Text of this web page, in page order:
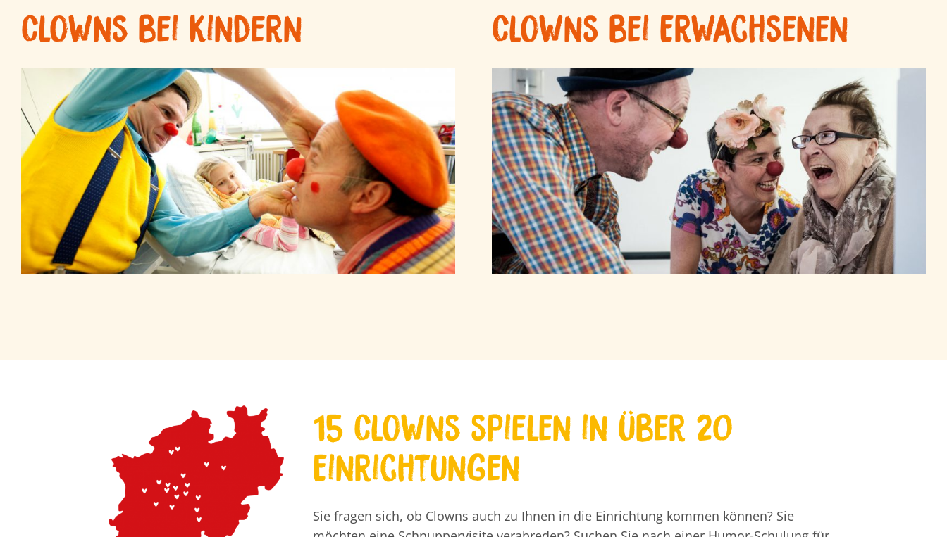
Clowns bei Kindern Clowns bei Erwachsenen
15 Clowns spielen in über 20
Einrichtungen
Sie fragen sich, ob Clowns auch zu Ihnen in die Einrichtung kommen können? Sie